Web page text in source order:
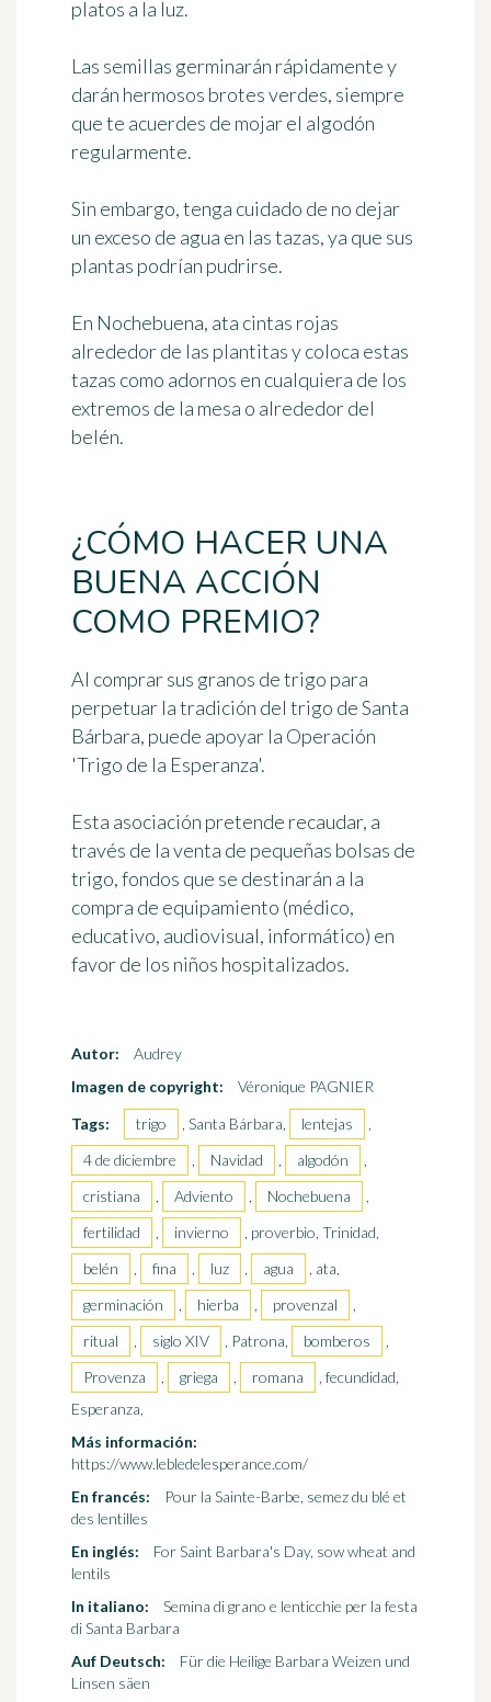
platos a la luz.
Las semillas germinarán rápidamente y
darán hermosos brotes verdes, siempre
que te acuerdes de mojar el algodón
regularmente.
Sin embargo, tenga cuidado de no dejar
un exceso de agua en las tazas, ya que sus
plantas podrían pudrirse.
En Nochebuena, ata cintas rojas
alrededor de las plantitasy coloca estas
tazas como adornos en cualquiera de los
extremos de la mesa o alrededor del
belén.
¿CÓMO HACER UNA
BUENA ACCIÓN
COMO PREMIO?
Al comprar sus granos de trigo para
perpetuar la tradición del trigo de Santa
Bárbara, puede apoyar la Operación
'Trigo de la Esperanza'.
Esta asociación pretende recaudar, a
través de la venta de pequeñas bolsas de
trigo, fondos que se destinarán a la
compra de equipamiento (médico,
educativo, audiovisual, informático) en
favor de los niños hospitalizados.
Autor:
Audrey
Imagen de copyright:
Véronique PAGNIER
Tags:
trigo , Santa Bárbara, lentejas
,
4 de diciembre
, Navidad , algodón
,
cristiana
, Adviento , Nochebuena
,
fertilidad
, invierno
, proverbio, Trinidad,
belén
, fina , luz , agua
, ata,
germinación
, hierba , provenzal
,
ritual
, siglo XIV , Patrona, bomberos
,
Provenza
, griega , romana
, fecundidad,
Esperanza,
Más información:
https://www.lebledelesperance.com/
En francés:
Pour la Sainte-Barbe, semez du blé et
des lentilles
En inglés:
For Saint Barbara's Day, sow wheat and
lentils
In italiano:
Semina di grano e lenticchie per la festa
di Santa Barbara
Auf Deutsch:
Für die Heilige Barbara Weizen und
Linsen säen